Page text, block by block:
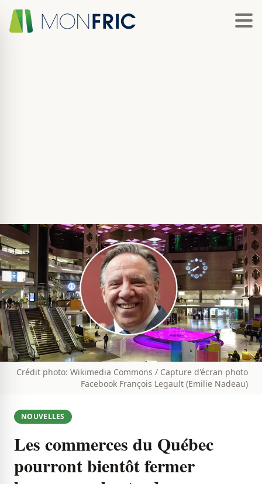
Crédit photo: Wikimedia Commons / Capture d'écran photo
Facebook François Legault (Emilie Nadeau)
NOUVELLES
Les commerces du Québec
pourront bientôt fermer